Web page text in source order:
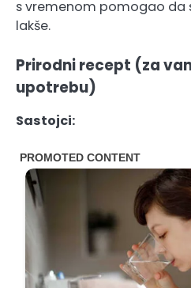
s vremenom pomogao da
lakše.
Prirodni recept (za
upotrebu)
Sastojci: